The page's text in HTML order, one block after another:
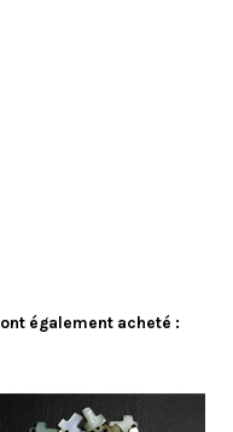
également acheté :